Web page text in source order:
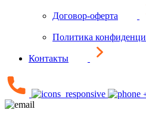
Договор-оферта
Политика
Контакты